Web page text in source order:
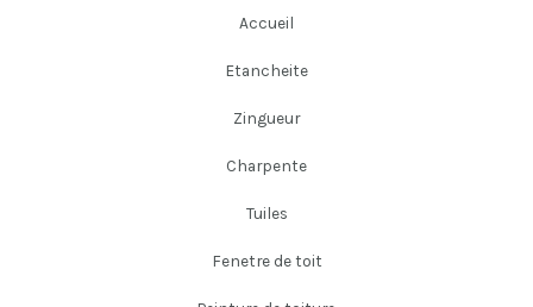
Accueil
Etancheite
Zingueur
Charpente
Tuiles
Fenetre de toit